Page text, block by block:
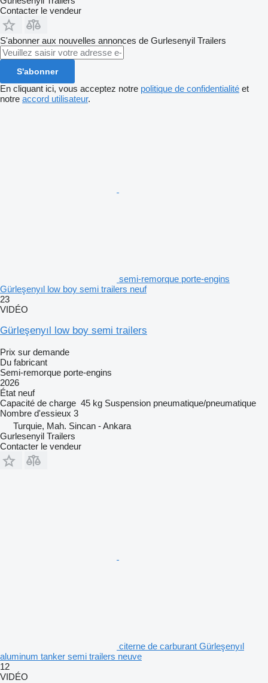
Contacter le vendeur
S'abonner aux nouvelles annonces de Gurlesenyil Trailers
S'abonner
En cliquant ici, vous acceptez notre politique de confidentialité et
notre accord utilisateur.
semi-remorque porte-engins
Gürleşenyıl low boy semi trailers neuf
23
VIDÉO
Gürleşenyıl low boy semi trailers
Prix sur demande
Du fabricant
Semi-remorque porte-engins
2026
État neuf
Capacité de charge 45 kg Suspension pneumatique/pneumatique
Nombre d'essieux 3
Turquie, Mah. Sincan - Ankara
Gurlesenyil Trailers
Contacter le vendeur
citerne de carburant Gürleşenyıl
aluminum tanker semi trailers neuve
12
VIDÉO